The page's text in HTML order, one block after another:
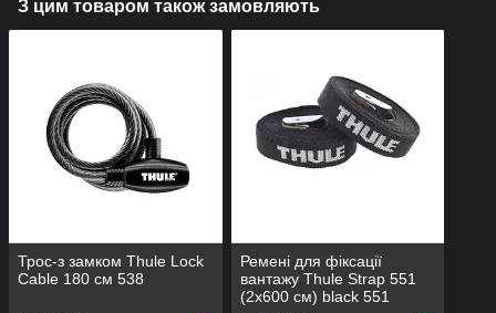
З цим товаром також замовляють
Трос-з замком Thule Lock
Cable 180 см 538
Ремені для фіксації
вантажу Thule Strap 551
(2x600 см) black 551